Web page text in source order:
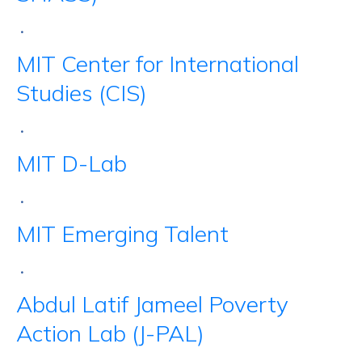
•
MIT Center for International
Studies (CIS)
•
MIT D-Lab
•
MIT Emerging Talent
•
Abdul Latif Jameel Poverty
Action Lab (J-PAL)